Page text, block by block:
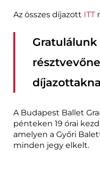
Az összes díjazott ITT
A Budapest Ballet
pénteken 19 órai
amelyen a Győri
minden jegy elkelt.